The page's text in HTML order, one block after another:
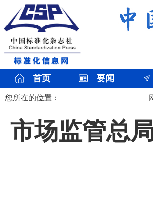
首页 要闻
您所在的位置：
市场监管总